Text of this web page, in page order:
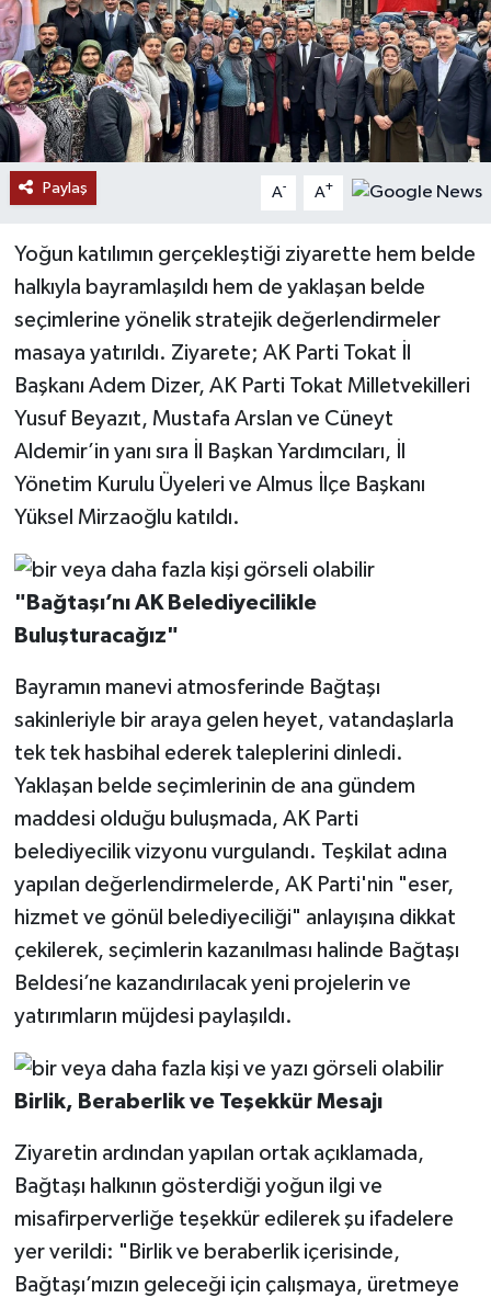
Paylaş A- A+
Yoğun katılımın gerçekleştiği ziyarette hem belde
halkıyla bayramlaşıldı hem de yaklaşan belde
seçimlerine yönelik stratejik değerlendirmeler
masaya yatırıldı. Ziyarete; AK Parti Tokat İl
Başkanı Adem Dizer, AK Parti Tokat Milletvekilleri
Yusuf Beyazıt, Mustafa Arslan ve Cüneyt
Aldemir’in yanı sıra İl Başkan Yardımcıları, İl
Yönetim Kurulu Üyeleri ve Almus İlçe Başkanı
Yüksel Mirzaoğlu katıldı.
"Bağtaşı’nı AK Belediyecilikle
Buluşturacağız"
Bayramın manevi atmosferinde Bağtaşı
sakinleriyle bir araya gelen heyet, vatandaşlarla
tek tek hasbihal ederek taleplerini dinledi.
Yaklaşan belde seçimlerinin de ana gündem
maddesi olduğu buluşmada, AK Parti
belediyecilik vizyonu vurgulandı. Teşkilat adına
yapılan değerlendirmelerde, AK Parti'nin "eser,
hizmet ve gönül belediyeciliği" anlayışına dikkat
çekilerek, seçimlerin kazanılması halinde Bağtaşı
Beldesi’ne kazandırılacak yeni projelerin ve
yatırımların müjdesi paylaşıldı.
Birlik, Beraberlik ve Teşekkür Mesajı
Ziyaretin ardından yapılan ortak açıklamada,
Bağtaşı halkının gösterdiği yoğun ilgi ve
misafirperverliğe teşekkür edilerek şu ifadelere
yer verildi: "Birlik ve beraberlik içerisinde,
Bağtaşı’mızın geleceği için çalışmaya, üretmeye